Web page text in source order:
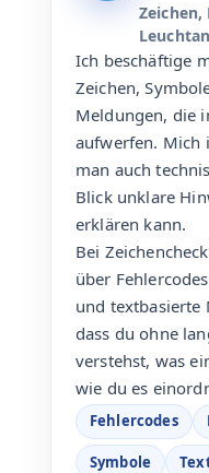
Zeichen,
Ich beschäftige
Zeichen,
Meldungen, die
aufwerfen. Mich
man auch
Blick unklare
erklären kann.
Bei
über
und textbasierte
dass du ohne
verstehst, was
wie du es
Fehlercodes
Symbole